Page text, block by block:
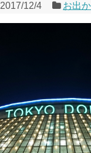
2017/12/4 お出